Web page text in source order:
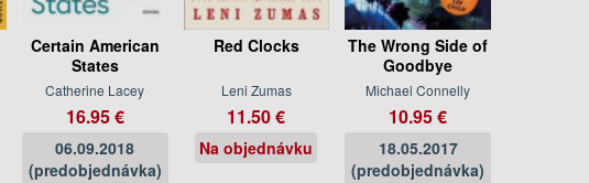
Certain American
States
Catherine Lacey
16.95 €
06.09.2018
(predobjednávka)
Red Clocks
Leni Zumas
11.50 €
Na objednávku
The Wrong Side of
Goodbye
Michael Connelly
10.95 €
18.05.2017
(predobjednávka)